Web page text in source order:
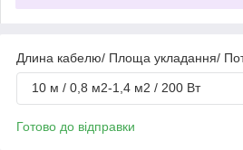
Длина кабелю/ Площа укладання/
10 м / 0,8 м2-1,4 м2 / 200 Вт
Готово до відправки